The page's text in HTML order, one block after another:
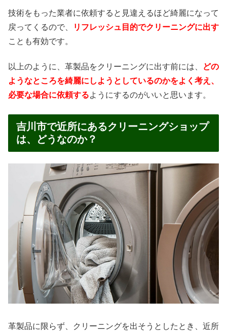
技術をもった業者に依頼すると見違えるほど綺麗になって
戻ってくるので、
リフレッシュ目的でクリーニングに出す
ことも有効です。
以上のように、革製品をクリーニングに出す前には、
どの
ようなところを綺麗にしようとしているのかをよく考え、
必要な場合に依頼するようにするのがいいと思います。
吉川市で近所にあるクリーニングショップ
は、どうなのか？
革製品に限らず、クリーニングを出そうとしたとき、近所